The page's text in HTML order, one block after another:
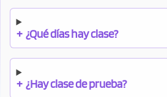
+ ¿Qué días hay clase?
+ ¿Hay clase de prueba?